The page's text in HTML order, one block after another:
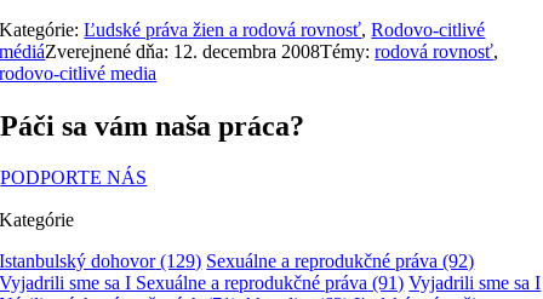
Kategórie:Ľudské práva žien a rodová rovnosť,Rodovo-citlivé
médiáZverejnené dňa: 12. decembra 2008Témy:rodová rovnosť,
rodovo-citlivé media
Páči sa vám naša práca?
PODPORTE NÁS
Kategórie
Istanbulský dohovor(129) Sexuálne a reprodukčné práva (92)
Vyjadrili sme sa I Sexuálne a reprodukčné práva (91) Vyjadrili sme sa I